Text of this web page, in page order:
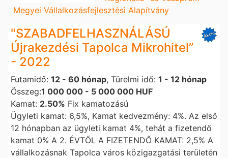
Megyei Vállalkozásfejlesztési Alapítvány
"SZABADFELHASZNÁLÁSÚ
Újrakezdési Tapolca Mikrohitel”
- 2022
Futamidő: 12 - 60 hónap, Türelmi idő: 1 - 12 hónap
Összeg:1 000 000 - 5 000 000 HUF
Kamat: 2.50% Fix kamatozású
Ügyleti kamat: 6,5%, Kamat kedvezmény: 4%. Az első
12 hónapban az ügyleti kamat 4%, tehát a fizetendő
kamat 0% A 2. ÉVTŐL A FIZETENDŐ KAMAT: 2,5% A
vállalkozásnak Tapolca város közigazgatási területén